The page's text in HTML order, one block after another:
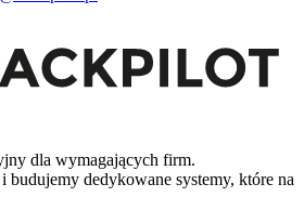
dla wymagających firm.
budujemy dedykowane systemy, które na